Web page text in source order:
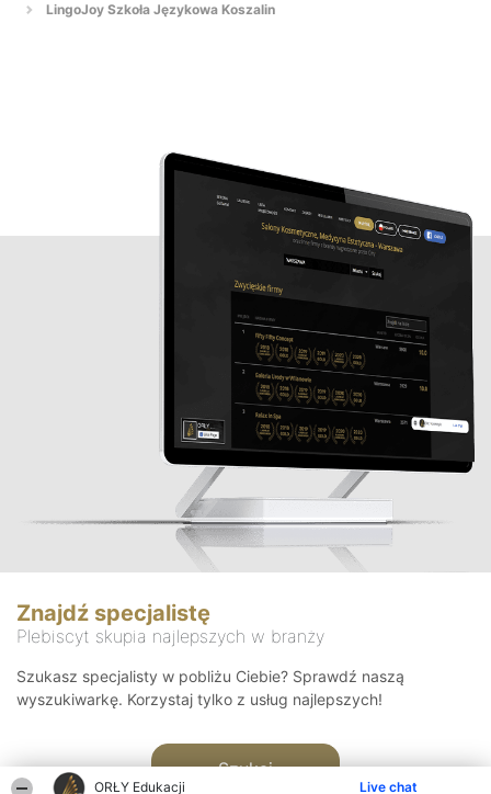
ORŁY Edukacji Live chat
LingoJoy Szkoła Językowa Koszalin
Znajdź specjalistę
Plebiscyt skupia najlepszych w branży
Szukasz specjalisty w pobliżu Ciebie? Sprawdź naszą
wyszukiwarkę. Korzystaj tylko z usług najlepszych!
Szukaj